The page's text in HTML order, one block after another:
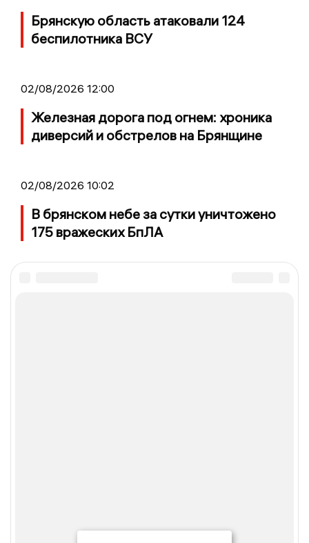
Брянскую область атаковали 124
беспилотника ВСУ
02/08/2026 12:00
Железная дорога под огнем: хроника
диверсий и обстрелов на Брянщине
02/08/2026 10:02
В брянском небе за сутки уничтожено
175 вражеских БпЛА